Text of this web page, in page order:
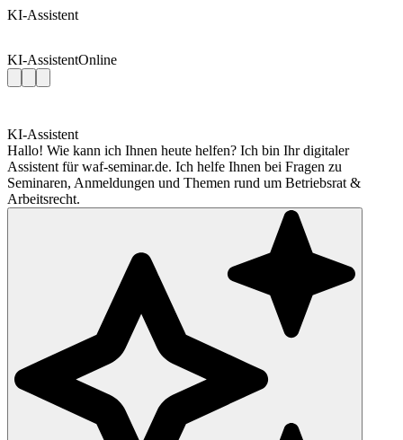
KI-Assistent
KI-AssistentOnline
KI-Assistent
Hallo! Wie kann ich Ihnen heute helfen? Ich bin Ihr digitaler
Assistent für waf-seminar.de. Ich helfe Ihnen bei Fragen zu
Seminaren, Anmeldungen und Themen rund um Betriebsrat &
Arbeitsrecht.